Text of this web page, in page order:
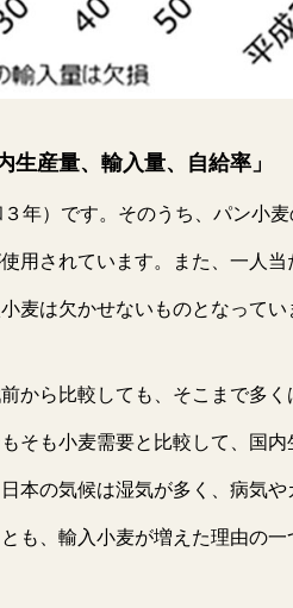
産量、輸入量、自給率」
年）です。そのうち、パン小
用されています。また、一人
麦は欠かせないものとなってい
から比較しても、そこまで多
そも小麦需要と比較して、国
本の気候は湿気が多く、病気
も、輸入小麦が増えた理由の一